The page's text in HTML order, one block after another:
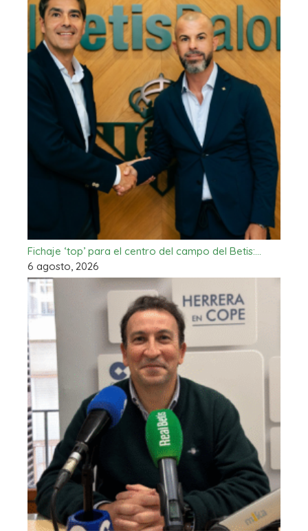
Fichaje ‘top’ para el centro del campo del Betis:…
6 agosto, 2026